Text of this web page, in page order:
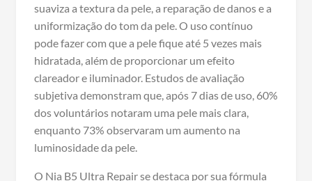
suaviza a textura da pele, a reparação de danos e a
uniformização do tom da pele. O uso contínuo
pode fazer com que a pele fique até 5 vezes mais
hidratada, além de proporcionar um efeito
clareador e iluminador. Estudos de avaliação
subjetiva demonstram que, após 7 dias de uso, 60%
dos voluntários notaram uma pele mais clara,
enquanto 73% observaram um aumento na
luminosidade da pele.
O Nia B5 Ultra Repair se destaca por sua fórmula